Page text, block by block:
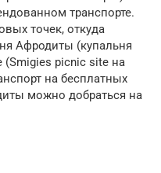
транспорте.
точек, откуда
Афродиты (купальня
(Smigies picnic site на
на бесплатных
можно добраться на